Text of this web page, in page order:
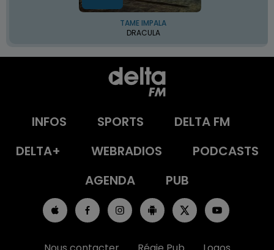
TAME IMPALA
DRACULA
INFOS SPORTS
DELTA FM
DELTA+
WEBRADIOS
PODCASTS
AGENDA
PUB